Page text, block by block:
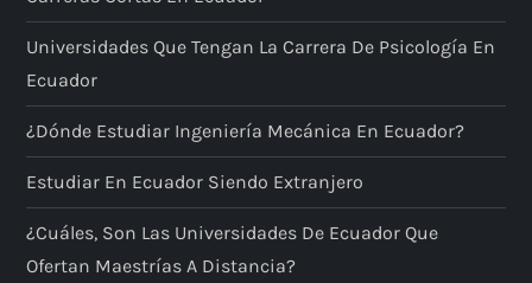
Universidades Que Tengan La Carrera De Psicología En
Ecuador
¿Dónde Estudiar Ingeniería Mecánica En Ecuador?
Estudiar En Ecuador Siendo Extranjero
¿Cuáles, Son Las Universidades De Ecuador Que
Ofertan Maestrías A Distancia?